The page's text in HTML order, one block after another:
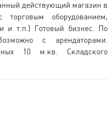
действующий магазин в
оборудованием,
и т.п.) Готовый бизнес. По
с арендаторами.
10 м.кв. Складского